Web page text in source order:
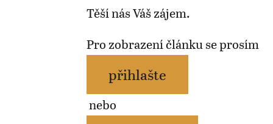
Těší nás Váš zájem.
Pro zobrazení článku se prosím
přihlašte
nebo